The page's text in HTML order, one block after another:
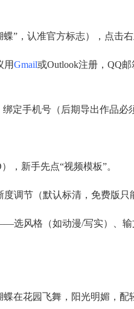
”，认准官方标志），点击右
用Gmail或Outlook注册，QQ
定手机号（后期导出作品必
，新手先点“视频模板”。
调节（默认标清，免费版只
选风格（如动漫/写实）、输
在花园飞舞，阳光明媚，配